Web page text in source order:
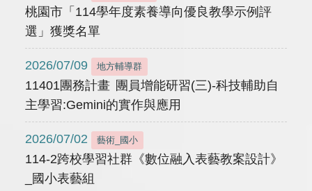
桃園市「114學年度素養導向優良教學示例評
選」獲獎名單
2026/07/09 地方輔導群
11401團務計畫 團員增能研習(三)-科技輔助自
主學習:Gemini的實作與應用
2026/07/02 藝術_國小
114-2跨校學習社群《數位融入表藝教案設計》
_國小表藝組